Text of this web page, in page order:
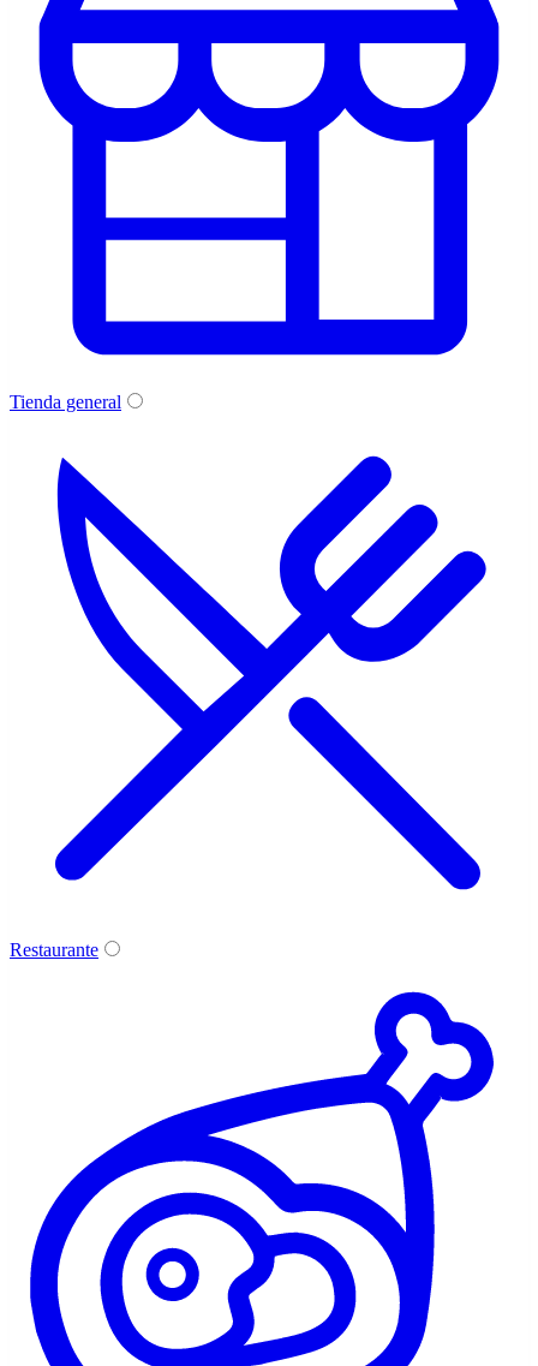
Tienda general
Restaurante